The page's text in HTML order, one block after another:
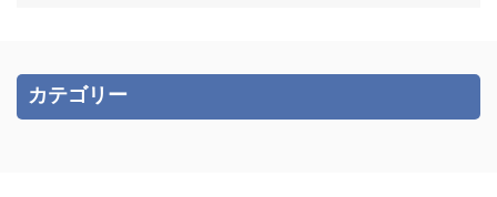
カテゴリー